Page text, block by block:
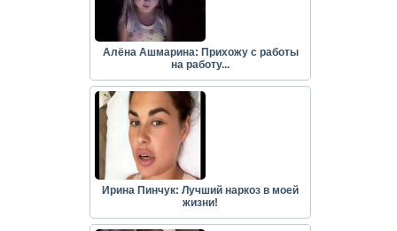
Алёна Ашмарина: Прихожу с работы
на работу...
Ирина Пинчук: Лучший наркоз в моей
жизни!